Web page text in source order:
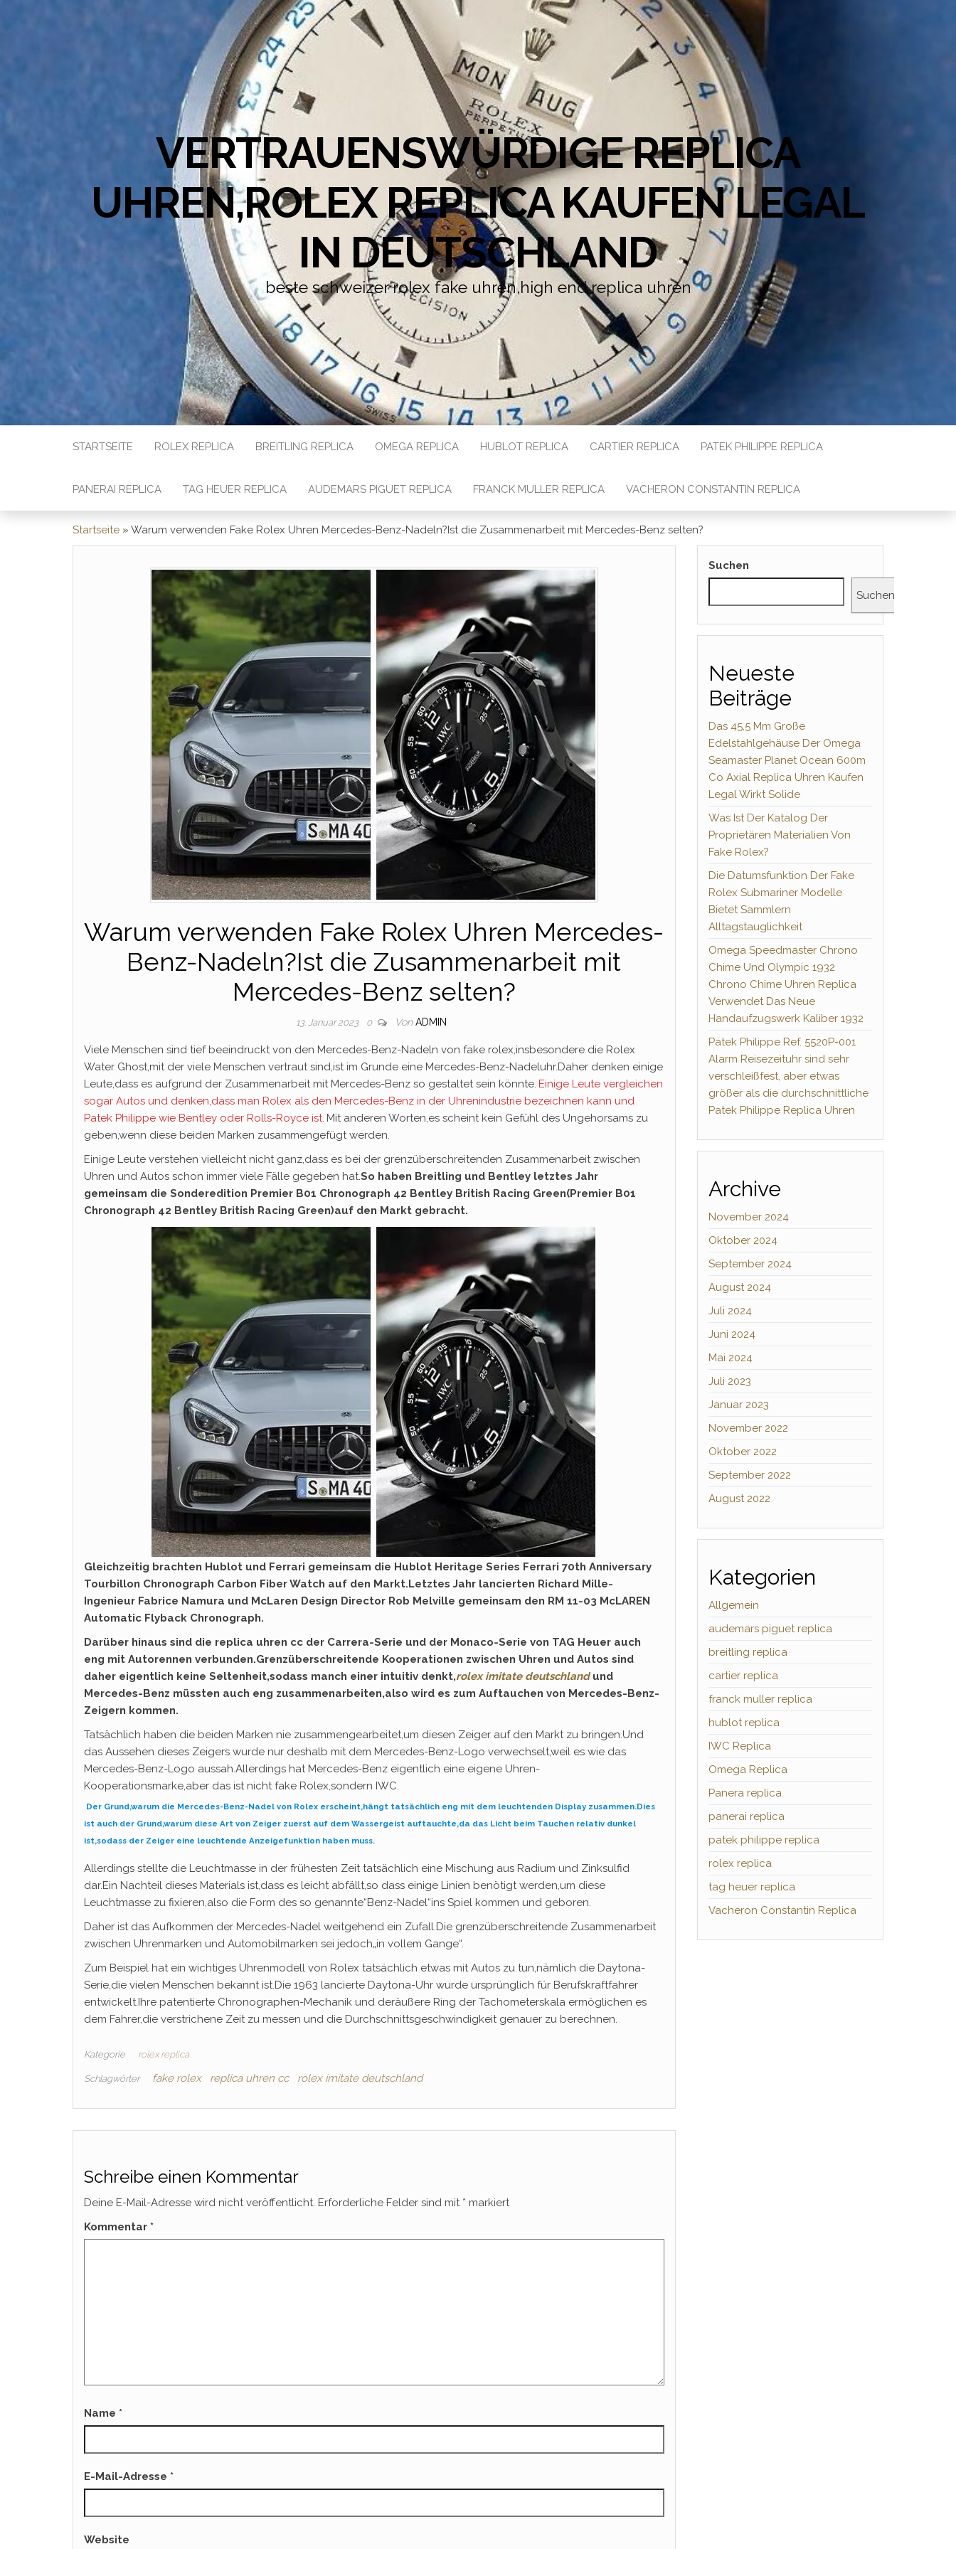
VERTRAUENSWÜRDIGE REPLICA
UHREN,ROLEX REPLICA KAUFEN LEGAL
IN DEUTSCHLAND
beste schweizer rolex fake uhren,high end replica uhren
STARTSEITE ROLEX REPLICA BREITLING REPLICA OMEGA REPLICA HUBLOT REPLICA CARTIER REPLICA PATEK PHILIPPE REPLICA
PANERAI REPLICA TAG HEUER REPLICA AUDEMARS PIGUET REPLICA FRANCK MULLER REPLICA VACHERON CONSTANTIN REPLICA
Startseite » Warum verwenden Fake Rolex Uhren Mercedes-Benz-Nadeln?Ist die Zusammenarbeit mit Mercedes-Benz selten?
Warum verwenden Fake Rolex Uhren Mercedes-
Benz-Nadeln?Ist die Zusammenarbeit mit
Mercedes-Benz selten?
13. Januar 2023 0 Von ADMIN
Viele Menschen sind tief beeindruckt von den Mercedes-Benz-Nadeln von fake rolex,insbesondere die Rolex
Water Ghost,mit der viele Menschen vertraut sind,ist im Grunde eine Mercedes-Benz-Nadeluhr.Daher denken einige
Leute,dass es aufgrund der Zusammenarbeit mit Mercedes-Benz so gestaltet sein könnte. Einige Leute vergleichen
sogar Autos und denken,dass man Rolex als den Mercedes-Benz in der Uhrenindustrie bezeichnen kann und
Patek Philippe wie Bentley oder Rolls-Royce ist. Mit anderen Worten,es scheint kein Gefühl des Ungehorsams zu
geben,wenn diese beiden Marken zusammengefügt werden.
Einige Leute verstehen vielleicht nicht ganz,dass es bei der grenzüberschreitenden Zusammenarbeit zwischen
Uhren und Autos schon immer viele Fälle gegeben hat.So haben Breitling und Bentley letztes Jahr
gemeinsam die Sonderedition Premier B01 Chronograph 42 Bentley British Racing Green(Premier B01
Chronograph 42 Bentley British Racing Green)auf den Markt gebracht.
Gleichzeitig brachten Hublot und Ferrari gemeinsam die Hublot Heritage Series Ferrari 70th Anniversary
Tourbillon Chronograph Carbon Fiber Watch auf den Markt.Letztes Jahr lancierten Richard Mille-
Ingenieur Fabrice Namura und McLaren Design Director Rob Melville gemeinsam den RM 11-03 McLAREN
Automatic Flyback Chronograph.
Darüber hinaus sind die replica uhren cc der Carrera-Serie und der Monaco-Serie von TAG Heuer auch
eng mit Autorennen verbunden.Grenzüberschreitende Kooperationen zwischen Uhren und Autos sind
daher eigentlich keine Seltenheit,sodass manch einer intuitiv denkt,rolex imitate deutschlandund
Mercedes-Benz müssten auch eng zusammenarbeiten,also wird es zum Auftauchen von Mercedes-Benz-
Zeigern kommen.
Tatsächlich haben die beiden Marken nie zusammengearbeitet,um diesen Zeiger auf den Markt zu bringen.Und
das Aussehen dieses Zeigers wurde nur deshalb mit dem Mercedes-Benz-Logo verwechselt,weil es wie das
Mercedes-Benz-Logo aussah.Allerdings hat Mercedes-Benz eigentlich eine eigene Uhren-
Kooperationsmarke,aber das ist nicht fake Rolex,sondern IWC.
Der Grund,warum die Mercedes-Benz-Nadel von Rolex erscheint,hängt tatsächlich eng mit dem leuchtenden Display zusammen.Dies
ist auch der Grund,warum diese Art von Zeiger zuerst auf dem Wassergeist auftauchte,da das Licht beim Tauchen relativ dunkel
ist,sodass der Zeiger eine leuchtende Anzeigefunktion haben muss.
Allerdings stellte die Leuchtmasse in der frühesten Zeit tatsächlich eine Mischung aus Radium und Zinksulfid
dar.Ein Nachteil dieses Materials ist,dass es leicht abfällt,so dass einige Linien benötigt werden,um diese
Leuchtmasse zu fixieren,also die Form des so genannte“Benz-Nadel“ins Spiel kommen und geboren.
Daher ist das Aufkommen der Mercedes-Nadel weitgehend ein Zufall.Die grenzüberschreitende Zusammenarbeit
zwischen Uhrenmarken und Automobilmarken sei jedoch„in vollem Gange“.
Zum Beispiel hat ein wichtiges Uhrenmodell von Rolex tatsächlich etwas mit Autos zu tun,nämlich die Daytona-
Serie,die vielen Menschen bekannt ist.Die 1963 lancierte Daytona-Uhr wurde ursprünglich für Berufskraftfahrer
entwickelt.Ihre patentierte Chronographen-Mechanik und deräußere Ring der Tachometerskala ermöglichen es
dem Fahrer,die verstrichene Zeit zu messen und die Durchschnittsgeschwindigkeit genauer zu berechnen.
Kategorie rolex replica
Schlagwörter fake rolex replica uhren cc rolex imitate deutschland
Schreibe einen Kommentar
Deine E-Mail-Adresse wird nicht veröffentlicht. Erforderliche Felder sind mit * markiert
Kommentar *
Name *
E-Mail-Adresse *
Website
Suchen
Suchen
Neueste
Beiträge
Das 45,5 Mm Große
Edelstahlgehäuse Der Omega
Seamaster Planet Ocean 600m
Co Axial Replica Uhren Kaufen
Legal Wirkt Solide
Was Ist Der Katalog Der
Proprietären Materialien Von
Fake Rolex?
Die Datumsfunktion Der Fake
Rolex Submariner Modelle
Bietet Sammlern
Alltagstauglichkeit
Omega Speedmaster Chrono
Chime Und Olympic 1932
Chrono Chime Uhren Replica
Verwendet Das Neue
Handaufzugswerk Kaliber 1932
Patek Philippe Ref. 5520P-001
Alarm Reisezeituhr sind sehr
verschleißfest, aber etwas
größer als die durchschnittliche
Patek Philippe Replica Uhren
Archive
November 2024
Oktober 2024
September 2024
August 2024
Juli 2024
Juni 2024
Mai 2024
Juli 2023
Januar 2023
November 2022
Oktober 2022
September 2022
August 2022
Kategorien
Allgemein
audemars piguet replica
breitling replica
cartier replica
franck muller replica
hublot replica
IWC Replica
Omega Replica
Panera replica
panerai replica
patek philippe replica
rolex replica
tag heuer replica
Vacheron Constantin Replica